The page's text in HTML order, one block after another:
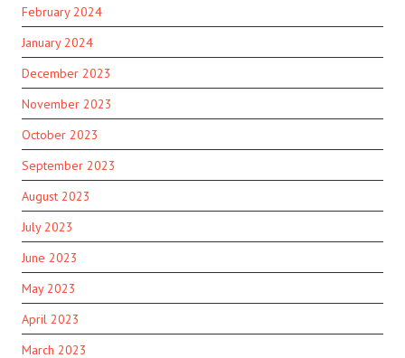
February 2024
January 2024
December 2023
November 2023
October 2023
September 2023
August 2023
July 2023
June 2023
May 2023
April 2023
March 2023